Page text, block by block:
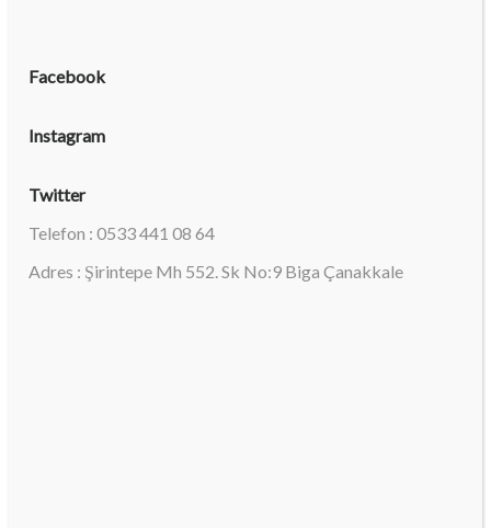
Facebook
Instagram
Twitter
Telefon : 0533 441 08 64
Adres : Şirintepe Mh 552. Sk No:9 Biga Çanakkale